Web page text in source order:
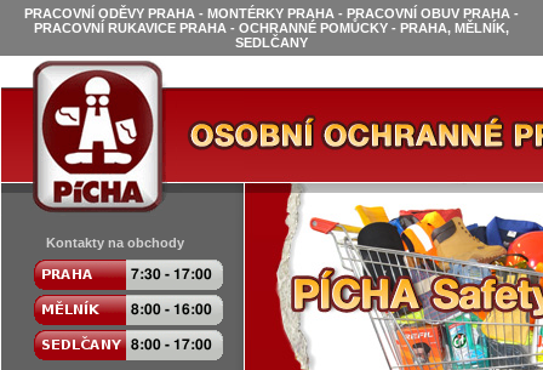
PRACOVNÍ ODĚVY PRAHA - MONTÉRKY PRAHA - PRACOVNÍ OBUV PRAHA -
PRACOVNÍ RUKAVICE PRAHA - OCHRANNÉ POMŮCKY - PRAHA, MĚLNÍK,
SEDLČANY
Kontakty na obchody